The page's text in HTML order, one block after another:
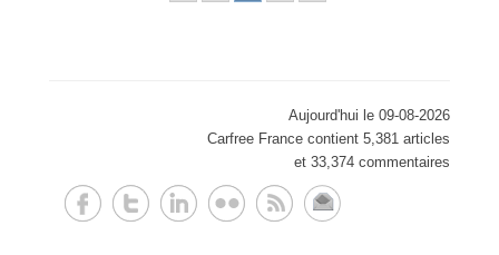
Aujourd'hui le 09-08-2026
Carfree France contient 5,381 articles
et 33,374 commentaires